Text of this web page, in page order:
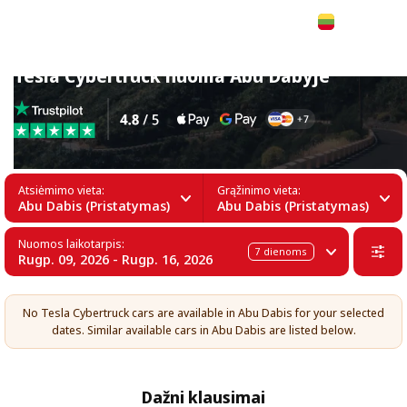
Tesla Cybertruck nuoma Abu Dabyje
Atsiėmimo vieta:
Abu Dabis (Pristatymas)
Grąžinimo vieta:
Abu Dabis (Pristatymas)
Nuomos laikotarpis:
Rugp. 09, 2026 - Rugp. 16, 2026 7 dienoms
No Tesla Cybertruck cars are available in Abu Dabis for your selected
dates. Similar available cars in Abu Dabis are listed below.
Dažni klausimai